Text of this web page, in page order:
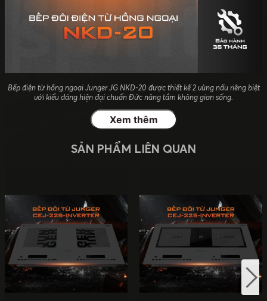
Bếp điện từ hồng ngoại Junger JG NKD-20 được thiết kế 2 vùng nấu riêng biệt
với kiểu dáng hiện đại chuẩn Đức nâng tầm không gian sống.
Xem thêm
SẢN PHẨM LIÊN QUAN